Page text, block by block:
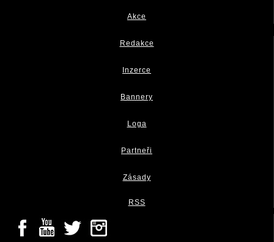
Akce
Redakce
Inzerce
Bannery
Loga
Partneři
Zásady
RSS